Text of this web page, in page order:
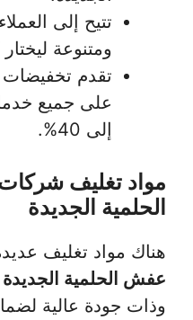
تتيح إلى
ومتنوعة
تقدم
على جميع
إلى 40%.
مواد تغليف
الحلمية الجديدة
هناك مواد تغليف
عفش الحلمية الجديدة
وذات جودة عالية